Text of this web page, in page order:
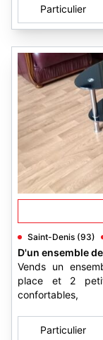
Particulier
Saint-Denis (93)
D'un ensemble
Vends un
place et 2
confortables,
Particulier